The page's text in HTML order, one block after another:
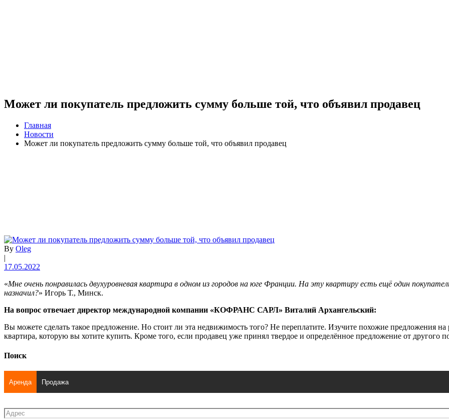
Может ли покупатель предложить сумму больше той, что объявил продавец
Главная
Новости
Может ли покупатель предложить сумму больше той, что объявил продавец
By Oleg
|
17.05.2022
«Мне очень понравилась двухуровневая квартира в одном из городов на юге Франции. На эту квартиру есть ещё один
назначил?» Игорь Т., Минск.
На вопрос отвечает директор международной компании «КОФРАНС САРЛ» Виталий Архангельский:
Вы можете сделать такое предложение. Но стоит ли эта недвижимость того? Не переплатите. Изучите похожие предложения
квартира, которую вы хотите купить. Кроме того, если продавец уже принял твердое и определённое предложение от другого
Поиск
Аренда Продажа